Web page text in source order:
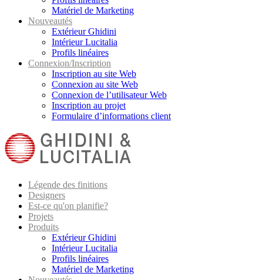
Matériel de Marketing
Nouveautés
Extérieur Ghidini
Intérieur Lucitalia
Profils linéaires
Connexion/Inscription
Inscription au site Web
Connexion au site Web
Connexion de l’utilisateur Web
Inscription au projet
Formulaire d’informations client
Légende des finitions
Designers
Est-ce qu'on planifie?
Projets
Produits
Extérieur Ghidini
Intérieur Lucitalia
Profils linéaires
Matériel de Marketing